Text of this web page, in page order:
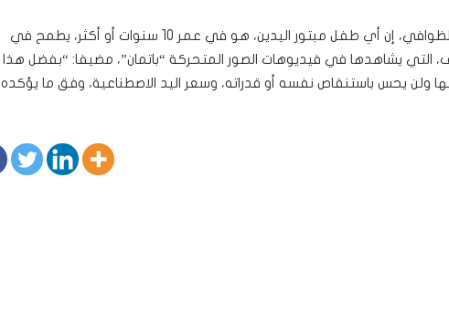
وفي حوار مع ”سبوتنيك”، قال الظوافي، إن أي طفل مبتور اليدين، هو في عمر 10 سنوات أو أكثر، يطمح في
التي يشاهدها في فيديوهات الصور المتحركة “باتمان”، مضيفا: “بفضل هذا
ولن يحس باستنقاص نفسه أو قدراته، وسعر اليد الاصطناعية، وفق ما يؤكده